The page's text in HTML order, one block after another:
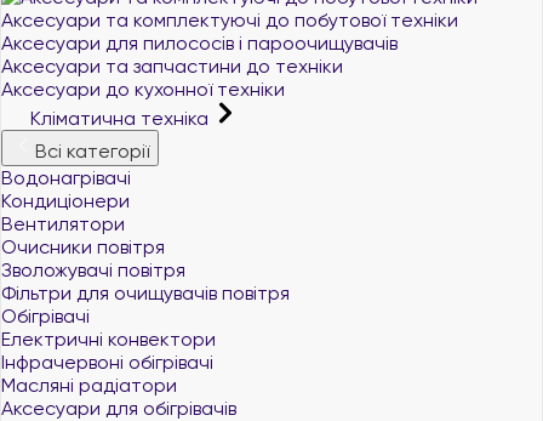
Аксесуари та комплектуючі до побутової техніки
Аксесуари для пилососів і пароочищувачів
Аксесуари та запчастини до техніки
Аксесуари до кухонної техніки
Кліматична техніка
Всі категорії
Водонагрівачі
Кондиціонери
Вентилятори
Очисники повітря
Зволожувачі повітря
Фільтри для очищувачів повітря
Обігрівачі
Електричні конвектори
Інфрачервоні обігрівачі
Масляні радіатори
Аксесуари для обігрівачів